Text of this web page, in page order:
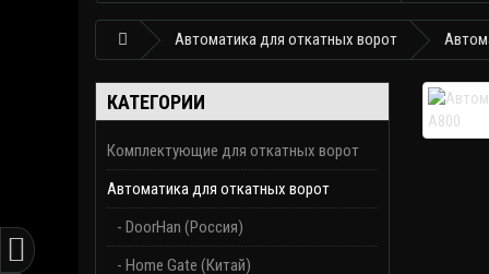
Автоматика для откатных ворот
КАТЕГОРИИ
Комплектующие для откатных ворот
Автоматика для откатных ворот
- DoorHan (Россия)
- Home Gate (Китай)